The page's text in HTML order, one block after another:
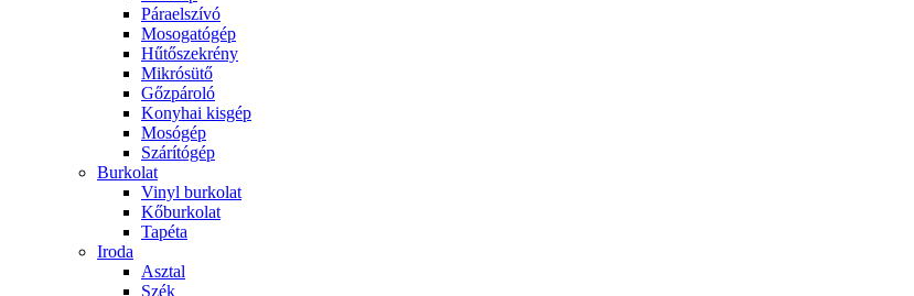
Páraelszívó
Mosogatógép
Hűtőszekrény
Mikrósütő
Gőzpároló
Konyhai kisgép
Mosógép
Szárítógép
Burkolat
Vinyl burkolat
Kőburkolat
Tapéta
Iroda
Asztal
Szék